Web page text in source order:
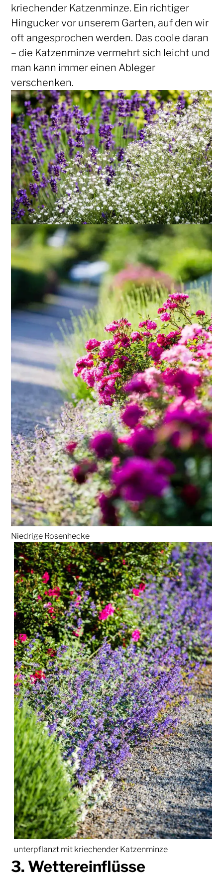
kriechender Katzenminze. Ein richtiger
Hingucker vor unserem Garten, auf den wir
oft angesprochen werden. Das coole daran
– die Katzenminze vermehrt sich leicht und
man kann immer einen Ableger
verschenken.
Niedrige Rosenhecke
unterpflanzt mit kriechender Katzenminze
3. Wettereinflüsse